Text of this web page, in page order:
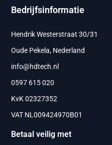
Bedrijfsinformatie
Hendrik Westerstraat 30/31
Oude Pekela, Nederland
info@hdtech.nl
0597 615 020
KvK 02327352
VAT NL009424970B01
Betaal veilig met